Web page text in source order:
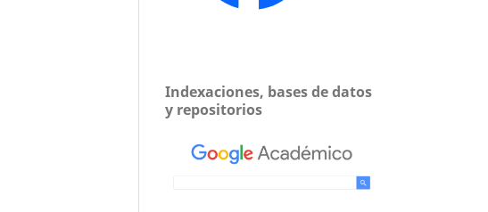
Indexaciones, bases de datos
y repositorios